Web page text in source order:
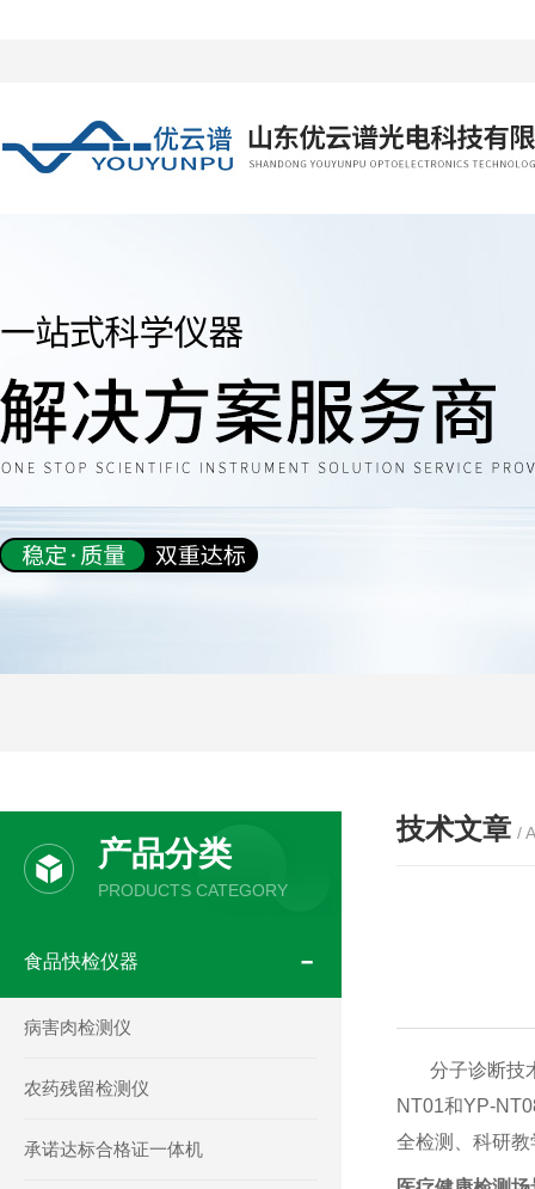
技术文章 /
分子诊断技
NT01和YP-
全检测、科研
产品分类
PRODUCTS CATEGORY
食品快检仪器
病害肉检测仪
农药残留检测仪
承诺达标合格证一体机